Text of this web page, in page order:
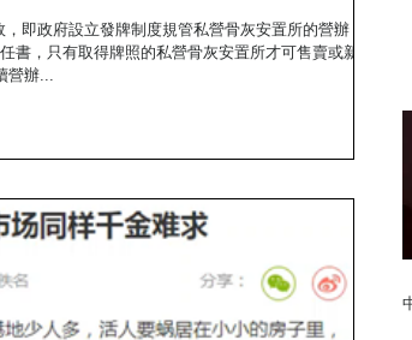
即政府設立發牌制度規管私營骨灰安置所的營辦，在
，只有取得牌照的私營骨灰安置所才可售賣或新出
營辦...